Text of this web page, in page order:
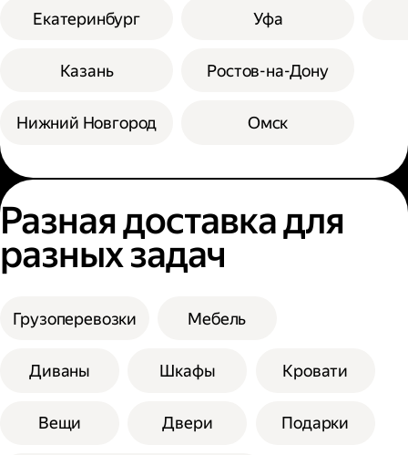
Екатеринбург
Казань
Нижний Новгород
Уфа
Ростов-на-Дону
Омск
Разная доставка для
разных задач
Грузоперевозки Мебель
Диваны Шкафы Кровати
Вещи Двери Подарки